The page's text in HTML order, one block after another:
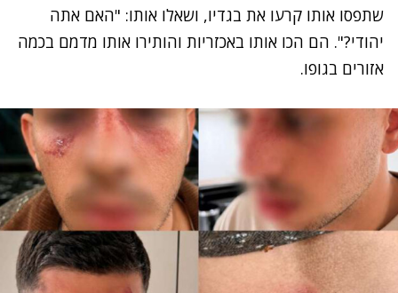
שתפסו אותו קרעו את בגדיו, ושאלו אותו: "האם אתה
יהודי?". הם הכו אותו באכזריות והותירו אותו מדמם בכמה
אזורים בגופו.